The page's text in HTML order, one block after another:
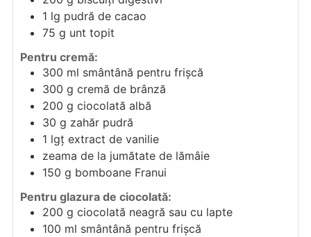
1 lg pudră de cacao
75 g unt topit
Pentru cremă:
300 ml smântână pentru frișcă
300 g cremă de brânză
200 g ciocolată albă
30 g zahăr pudră
1 lgț extract de vanilie
zeama de la jumătate de lămâie
150 g bomboane Franui
Pentru glazura de ciocolată:
200 g ciocolată neagră sau cu lapte
100 ml smântână pentru frișcă